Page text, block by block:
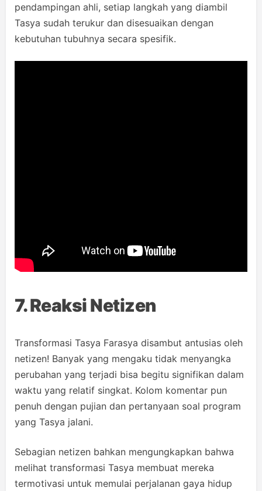
pendampingan ahli, setiap langkah yang diambil
Tasya sudah terukur dan disesuaikan dengan
kebutuhan tubuhnya secara spesifik.
7. Reaksi Netizen
Transformasi Tasya Farasya disambut antusias oleh
netizen! Banyak yang mengaku tidak menyangka
perubahan yang terjadi bisa begitu signifikan dalam
waktu yang relatif singkat. Kolom komentar pun
penuh dengan pujian dan pertanyaan soal program
yang Tasya jalani.
Sebagian netizen bahkan mengungkapkan bahwa
melihat transformasi Tasya membuat mereka
termotivasi untuk memulai perjalanan gaya hidup